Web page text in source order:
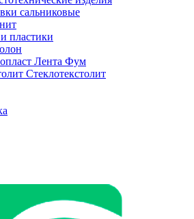
сальниковые
пластики
Лента Фум
Стеклотекстолит